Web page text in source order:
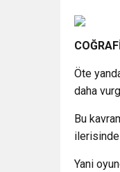
Öte
daha
Bu
ilerisinde
Yani